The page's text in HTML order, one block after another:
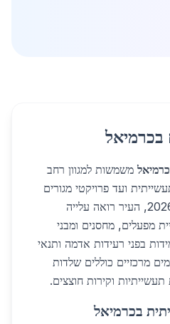
בכרמיאל
משמשות למגוון רחב
ועד פרויקטי מגורים
ומבנים ציבוריים. באפריל 2026, העיר רואה עלייה
מפעלים, מחסנים ומבני
בפני רעידות אדמה ותנאי
מרכזיים כוללים שלדות
תעשייתיות וקירות חוצצים.
בכרמיאל